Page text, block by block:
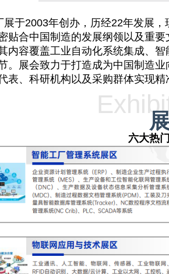
2003年创办，历经22年发展，
贴合中国制造的发展纲领以及重
内容覆盖工业自动化系统集成、
。展会致力于打造成为中国制造
表、科研机构以及采购群体实现精
六大热门